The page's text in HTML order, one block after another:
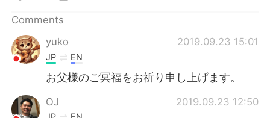
Comments
yuko
2019.09.23 15:01
JP EN
お父様のご冥福をお祈り申し上げます。
OJ 2019.09.23 12:50